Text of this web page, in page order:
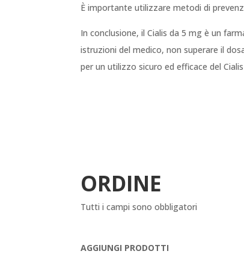
È importante utilizzare metodi di
In conclusione, il Cialis da 5 mg è un
istruzioni del medico, non superare il
per un utilizzo sicuro ed efficace del
ORDINE
Tutti i campi sono obbligatori
AGGIUNGI PRODOTTI